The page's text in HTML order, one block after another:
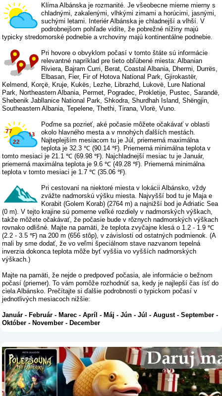
Klíma Albánska je rozmanité. Je všeobecne mierne mierny s
chladnými, zakalenými, vlhkými zimami a horúcimi, jasnými,
suchými letami. Interiér Albánska je chladnejší a vlhší. V
podrobnejšom pohľade vidíte, že pobrežné nížiny majú
typicky stredomorské podnebie a vrchoviny majú kontinentálne podnebie.
Pri hovore o obvyklom počasí v tomto štáte sú informácie
relevantné napríklad pre tieto obľúbené miesta: Albanian
Riviera, Bajram Curri, Berat, Coastal Albania, Dhermi, Durrës,
Elbasan, Fier, Fir of Hotova National Park, Gjirokastër,
Kelmend, Korçë, Kruje, Kukës, Lezhe, Librazhd, Lukovë, Lure National
Park, Northeastern Albania, Permet, Pogradec, Prokletije, Pustec, Sarandë,
Shebenik Jabllanice National Park, Shkodra, Shurdhah Island, Shëngjin,
Southeastern Albania, Tepelene, Thethi, Tirana, Vlorë, Vuno.
Poďme sa pozrieť, aké počasie môžete očakávať v oblasti
okolo hlavného mesta a v mnohých ďalších mestách.
Najteplejším mesiacom tu je Júl, priemerná maximálna
teplota je 32.3 ℃ (90.14 ℉). Priemerná minimálna teplota v
tomto mesiaci je 21.1 ℃ (69.98 ℉). Najchladnejší mesiac tu je Január,
priemerná maximálna teplota je 9.6 ℃ (49.28 ℉). Priemerná minimálna
teplota v tomto mesiaci je 1.7 ℃ (35.06 ℉).
Pri cestovaní na niektoré miesta v lokácii Albánsko, vždy
zvážte nadmorskú výšku miesta. Najvyšší bod tu je Maja e
Korabit (Golem Korab) (2764 m) a najnižší bod je Adriatic Sea
(0 m). V tejto krajine sú pomerne veľké rozdiely v nadmorských výškach,
takže môžete očakávať, že počasie bude v rôznych nadmorských výškach
rovnako odlišné. Majte na pamäti, že teplota zvyčajne klesá o 1.2 - 1.9 ℃
(2.2 - 3.5 ℉) na 200 m (656 stôp), v závislosti od ostatných podmienok. (A
mali by sme dodať, že vo veľmi špeciálnom stave nazvanom tepelná
inverzia dokonca teplota môže byť vyššia vo vyšších nadmorských
výškach.)
Majte na pamäti, že nejde o predpoveď počasia, ale informácie o bežnom
počasí (priemer). To vám pomôže rozhodnúť sa, kedy je najlepší čas ísť do
ciela Albánsko. Prečítajte si ďalšie podrobnosti o typickom počasí v
jednotlivých mesiacoch nižšie:
Január -Február -Marec -Apríl -Máj -Jún -Júl -August-September -
Október -November -December